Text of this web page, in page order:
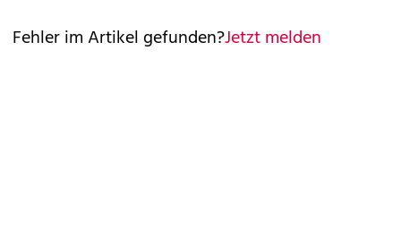
Fehler im Artikel gefunden?Jetzt melden